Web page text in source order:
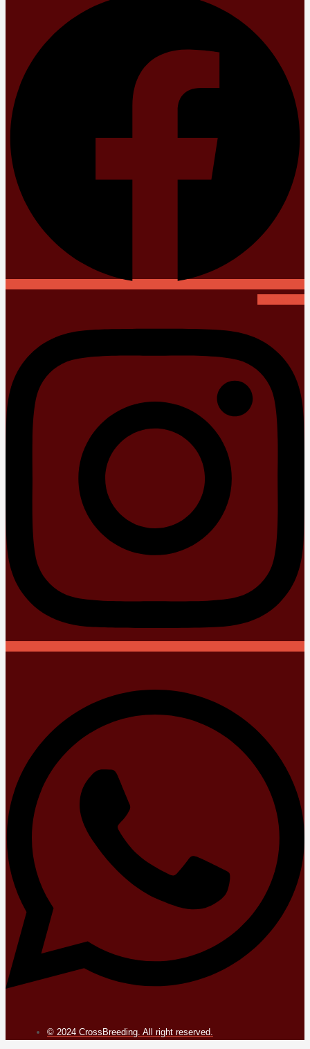
© 2024 CrossBreeding. All right reserved.